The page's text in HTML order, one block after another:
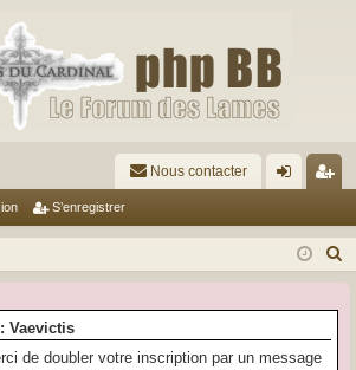
Nous contacter
ne
on
nr
ist
S’enregistrer
Vaevictis
de doubler votre inscription par un message